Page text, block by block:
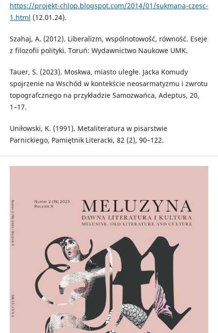
https://projekt-chlop.blogspot.com/2014/01/sukmana-czesc-
1.html (12.01.24).
Szahaj, A. (2012). Liberalizm, wspólnotowość, równość. Eseje
z filozofii polityki. Toruń: Wydawnictwo Naukowe UMK.
Tauer, S. (2023). Moskwa, miasto uległe. Jacka Komudy
spojrzenie na Wschód w kontekście neosarmatyzmu i zwrotu
topografcznego na przykładzie Samozwańca, Adeptus, 20,
1–17.
Uniłowski, K. (1991). Metaliteratura w pisarstwie
Parnickiego, Pamiętnik Literacki, 82 (2), 90–122.